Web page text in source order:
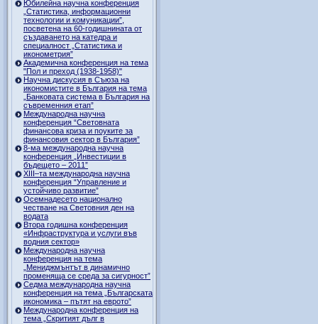
Юбилейна научна конференция
„Статистика, информационни
технологии и комуникации”,
посветена на 60-годишнината от
създаването на катедра и
специалност „Статистика и
иконометрия”
Академична конференция на тема
"Пол и преход (1938-1958)"
Научна дискусия в Съюза на
икономистите в България на тема
„Банковата система в България на
съвременния етап”
Международна научна
конференция “Световната
финансова криза и поуките за
финансовия сектор в България”
8-ма международна научна
конференция „Инвестиции в
бъдещето – 2011”
ХІІІ–та международна научна
конференция “Управление и
устойчиво развитие”
Осемнадесето национално
честване на Световния ден на
водата
Втора годишна конференция
«Инфраструктура и услуги във
водния сектор»
Международна научна
конференция на тема
„Мениджмънтът в динамично
променяща се среда за сигурност”
Седма международна научна
конференция на тема „Българската
икономика – пътят на еврото”
Международна конференция на
тема „Скритият дълг в